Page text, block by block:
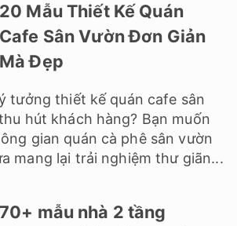
20 Mẫu Thiết Kế Quán
Cafe Sân Vườn Đơn Giản
Mà Đẹp
tưởng thiết kế quán cafe sân
hút khách hàng? Bạn muốn
gian quán cà phê sân vườn
mang lại trải nghiệm thư giãn...
70+ mẫu nhà 2 tầng